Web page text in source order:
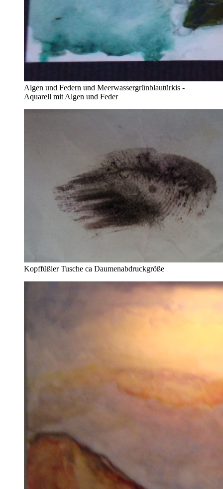
Algen und Federn und Meerwassergrünblautürkis -
Aquarell mit Algen und Feder
Kopffüßler Tusche ca Daumenabdruckgröße